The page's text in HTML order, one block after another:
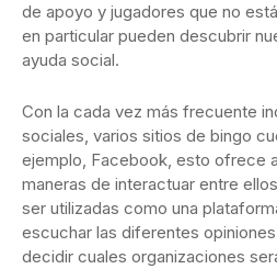
de apoyo y jugadores que no
en particular pueden descubrir
ayuda social.
Con la cada vez más frecuente
sociales, varios sitios de bingo
ejemplo, Facebook, esto ofrece
maneras de interactuar entre
ser utilizadas como una
escuchar las diferentes
decidir cuales organizaciones